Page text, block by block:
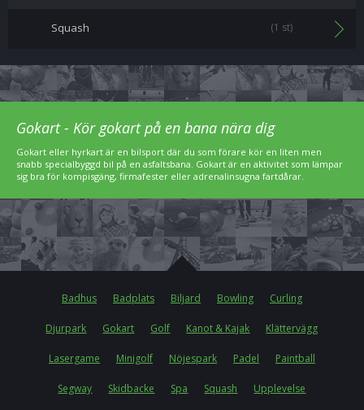
Squash (1 st)
Gokart - Kör gokart på en bana nära dig
Gokart eller hyrkart är en bilsport där du som förare kör en liten men
snabb specialbyggd bil på en asfaltsbana. Gokart är en aktivitet som lämpar
sig bra för kompisgäng, firmafester eller adrenalinsugna fartdårar.
Badhus Badplats Biljard Bowling Curling
Djurpark Gokart Golf Kanot & Kajak Klättervägg
Lasergame Minigolf Nöjespark Padel Paintball
Segway Skidbacke Spa Squash Upplevelse